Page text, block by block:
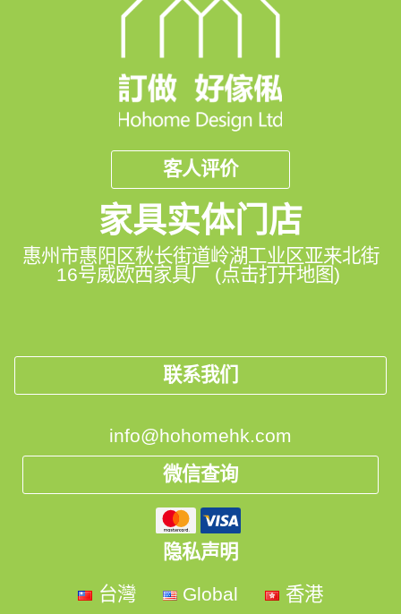
客人评价
家具实体门店
惠州市惠阳区秋长街道岭湖工业区亚来北街
16号威欧西家具厂 (点击打开地图)
联系我们
info@hohomehk.com
微信查询
隐私声明
台灣
Global 香港